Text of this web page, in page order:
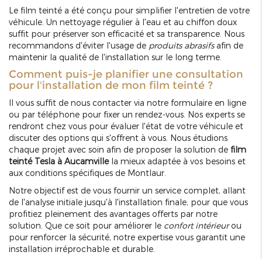
Le film teinté a été conçu pour simplifier l'entretien de votre
véhicule. Un nettoyage régulier à l'eau et au chiffon doux
suffit pour préserver son efficacité et sa transparence. Nous
recommandons d'éviter l'usage de produits abrasifsafin de
maintenir la qualité de l'installation sur le long terme.
Comment puis-je planifier une consultation
pour l'installation de mon film teinté ?
Il vous suffit de nous contacter via notre formulaire en ligne
ou par téléphone pour fixer un rendez-vous. Nos experts se
rendront chez vous pour évaluer l'état de votre véhicule et
discuter des options qui s'offrent à vous. Nous étudions
chaque projet avec soin afin de proposer la solution de film
teinté Tesla à Aucamvillela mieux adaptée à vos besoins et
aux conditions spécifiques de Montlaur.
Notre objectif est de vous fournir un service complet, allant
de l'analyse initiale jusqu'à l'installation finale, pour que vous
profitiez pleinement des avantages offerts par notre
solution. Que ce soit pour améliorer le confort intérieurou
pour renforcer la sécurité, notre expertise vous garantit une
installation irréprochable et durable.